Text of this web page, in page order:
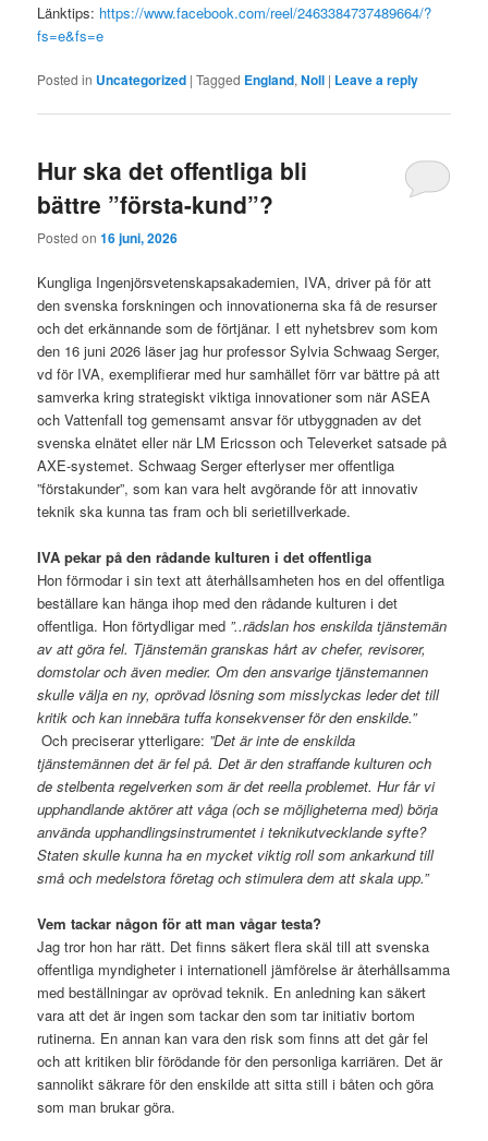
Länktips: https://www.facebook.com/reel/2463384737489664/?
fs=e&fs=e
Posted in Uncategorized |Tagged England,Noll | Leave a reply
Hur ska det offentliga bli
bättre ”första-kund”?
Posted on16 juni, 2026
Kungliga Ingenjörsvetenskapsakademien, IVA, driver på för att
den svenska forskningen och innovationerna ska få de resurser
och det erkännande som de förtjänar. I ett nyhetsbrev som kom
den 16 juni 2026 läser jag hur professor Sylvia Schwaag Serger,
vd för IVA, exemplifierar med hur samhället förr var bättre på att
samverka kring strategiskt viktiga innovationer som när ASEA
och Vattenfall tog gemensamt ansvar för utbyggnaden av det
svenska elnätet eller när LM Ericsson och Televerket satsade på
AXE-systemet. Schwaag Serger efterlyser mer offentliga
”förstakunder”, som kan vara helt avgörande för att innovativ
teknik ska kunna tas fram och bli serietillverkade.
IVA pekar på den rådande kulturen i det offentliga
Hon förmodar i sin text att återhållsamheten hos en del offentliga
beställare kan hänga ihop med den rådande kulturen i det
offentliga. Hon förtydligar med ”..rädslan hos enskilda tjänstemän
av att göra fel. Tjänstemän granskas hårt av chefer, revisorer,
domstolar och även medier. Om den ansvarige tjänstemannen
skulle välja en ny, oprövad lösning som misslyckas leder det till
kritik och kan innebära tuffa konsekvenser för den enskilde.”
Och preciserar ytterligare: ”Det är inte de enskilda
tjänstemännen det är fel på. Det är den straffande kulturen och
de stelbenta regelverken som är det reella problemet. Hur får vi
upphandlande aktörer att våga (och se möjligheterna med) börja
använda upphandlingsinstrumentet i teknikutvecklande syfte?
Staten skulle kunna ha en mycket viktig roll som ankarkund till
små och medelstora företag och stimulera dem att skala upp.”
Vem tackar någon för att man vågar testa?
Jag tror hon har rätt. Det finns säkert flera skäl till att svenska
offentliga myndigheter i internationell jämförelse är återhållsamma
med beställningar av oprövad teknik. En anledning kan säkert
vara att det är ingen som tackar den som tar initiativ bortom
rutinerna. En annan kan vara den risk som finns att det går fel
och att kritiken blir förödande för den personliga karriären. Det är
sannolikt säkrare för den enskilde att sitta still i båten och göra
som man brukar göra.